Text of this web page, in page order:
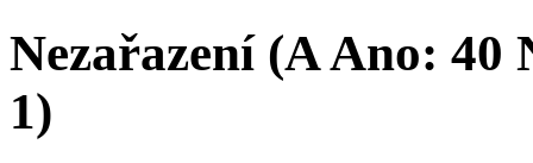
Nezařazení (AAno: 40
1)